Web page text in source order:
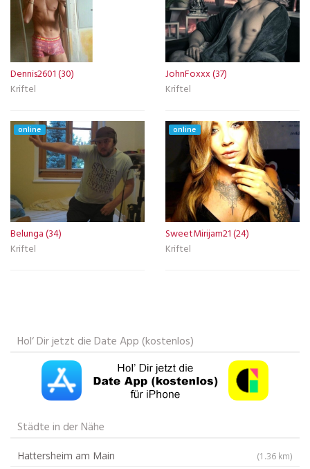
Dennis2601 (30)
Kriftel
JohnFoxxx (37)
Kriftel
online
Belunga (34)
Kriftel
online
SweetMirijam21 (24)
Kriftel
Hol‘ Dir jetzt die Date App (kostenlos)
Städte in der Nähe
Hattersheim am Main (1.36 km)